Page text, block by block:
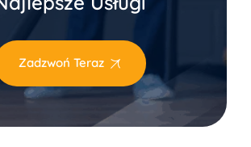
Zadzwoń Teraz